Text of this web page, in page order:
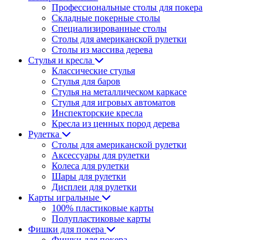
Профессиональные столы для покера
Складные покерные столы
Специализированные столы
Столы для американской рулетки
Столы из массива дерева
Стулья и кресла
Классические стулья
Стулья для баров
Стулья на металлическом каркасе
Стулья для игровых автоматов
Инспекторские кресла
Кресла из ценных пород дерева
Рулетка
Столы для американской рулетки
Аксессуары для рулетки
Колеса для рулетки
Шары для рулетки
Дисплеи для рулетки
Карты игральные
100% пластиковые карты
Полупластиковые карты
Фишки для покера